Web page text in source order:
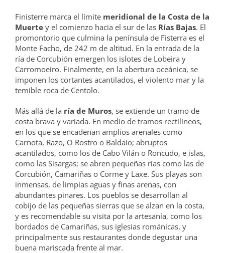
Finisterre marca el límite meridional de la Costa de la
Muerte y el comienzo hacia el sur de las Rías Bajas. El
promontorio que culmina la península de Fisterra es el
Monte Facho, de 242 m de altitud. En la entrada de la
ría de Corcubión emergen los islotes de Lobeira y
Carromoeiro. Finalmente, en la abertura oceánica, se
imponen los cortantes acantilados, el violento mar y la
temible roca de Centolo.
Más allá de la ría de Muros, se extiende un tramo de
costa brava y variada. En medio de tramos rectilíneos,
en los que se encadenan amplios arenales como
Carnota, Razo, O Rostro o Baldaio; abruptos
acantilados, como los de Cabo Vilán o Roncudo, e islas,
como las Sisargas; se abren pequeñas rías como las de
Corcubión, Camariñas o Corme y Laxe. Sus playas son
inmensas, de limpias aguas y finas arenas, con
abundantes pinares. Los pueblos se desarrollan al
cobijo de las pequeñas sierras que se alzan en la costa,
y es recomendable su visita por la artesanía, como los
bordados de Camariñas, sus iglesias románicas, y
principalmente sus restaurantes donde degustar una
buena mariscada frente al mar.